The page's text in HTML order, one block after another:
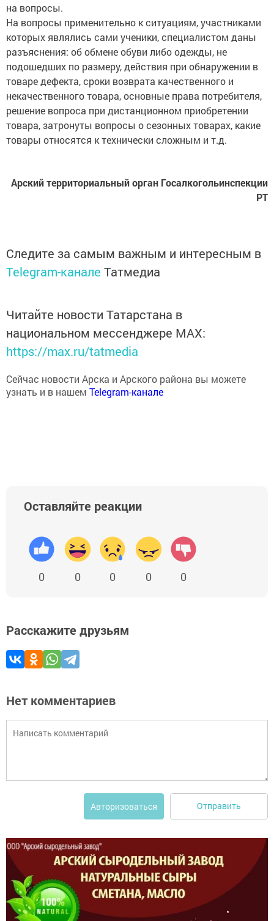
на вопросы.
На вопросы применительно к ситуациям, участниками
которых являлись сами ученики, специалистом даны
разъяснения: об обмене обуви либо одежды, не
подошедших по размеру, действия при обнаружении в
товаре дефекта, сроки возврата качественного и
некачественного товара, основные права потребителя,
решение вопроса при дистанционном приобретении
товара, затронуты вопросы о сезонных товарах, какие
товары относятся к технически сложным и т.д.
Арский территориальный орган Госалкогольинспекции
РТ
Следите за самым важным и интересным в
Telegram-канале Татмедиа
Читайте новости Татарстана в
национальном мессенджере MАХ:
https://max.ru/tatmedia
Сейчас новости Арска и Арского района вы можете
узнать и в нашем Telegram-канале
Оставляйте реакции
0 0 0 0 0
Расскажите друзьям
Нет комментариев
Авторизоваться Отправить